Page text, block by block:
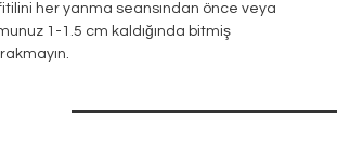
her yanma seansından önce veya
1-1.5 cm kaldığında bitmiş